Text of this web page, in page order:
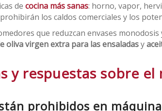
de cocina más sanas: horno, vapor,
los caldos comerciales y los
que reduzcan envases monodosis
oliva virgen extra para las ensaladasy
y respuestas sobre el
prohibidos en